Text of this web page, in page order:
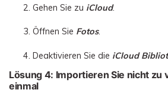
Gehen Sie zu iCloud.
Öffnen Sie Fotos.
Deaktivieren Sie die iCloud
Lösung 4: Importieren Sie nicht zu
einmal